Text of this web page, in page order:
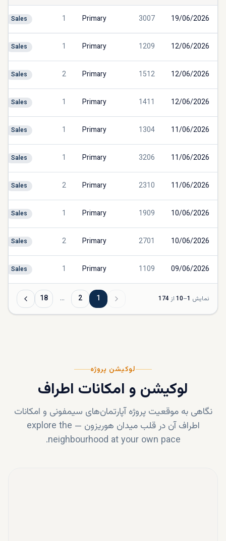
19/06/2026
3007
Primary
1
Sales
12/06/2026
1209
Primary
1
Sales
12/06/2026
1512
Primary
2
Sales
12/06/2026
1411
Primary
1
Sales
11/06/2026
1304
Primary
1
Sales
11/06/2026
3206
Primary
1
Sales
11/06/2026
2310
Primary
2
Sales
10/06/2026
1909
Primary
1
Sales
10/06/2026
2701
Primary
2
Sales
09/06/2026
1109
Primary
1
Sales
نمایش 1
–
10 از 174
1
2
…
18
لوکیشن پروژه
لوکیشن و امکانات اطراف
نگاهی به موقعیت پروژه آپارتمان‌های سیمفونی و امکانات
اطراف آن در قلب میدان هوریزون —
explore the
neighbourhood at your own pace.